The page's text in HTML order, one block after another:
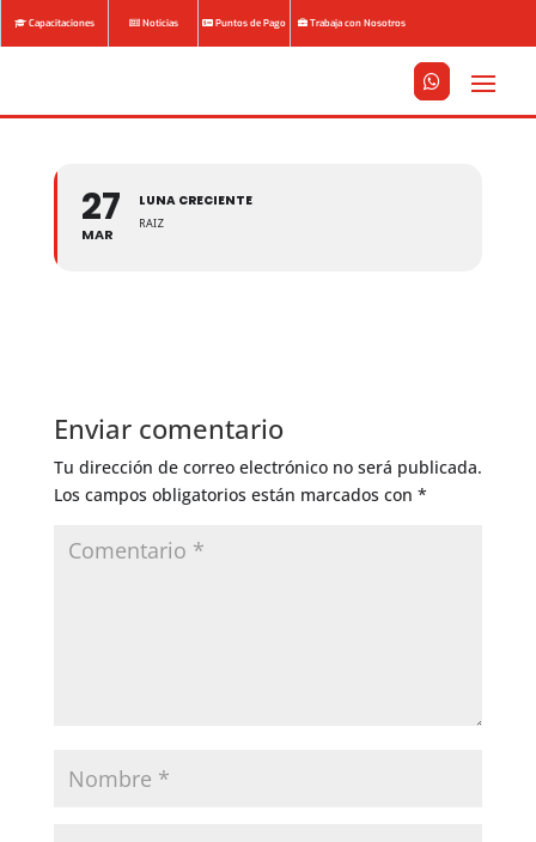
Capacitaciones Noticias Puntos de Pago Trabaja con Nosotros



27
MAR
LUNA CRECIENTE
RAIZ
Enviar comentario
Tu dirección de correo electrónico no será publicada.
Los campos obligatorios están marcados con *